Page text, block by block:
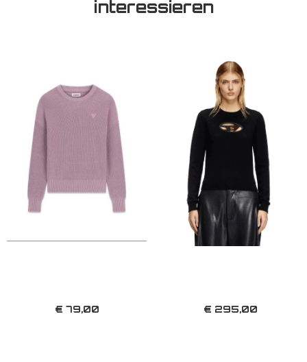
interessieren
€ 79,00 € 295,00